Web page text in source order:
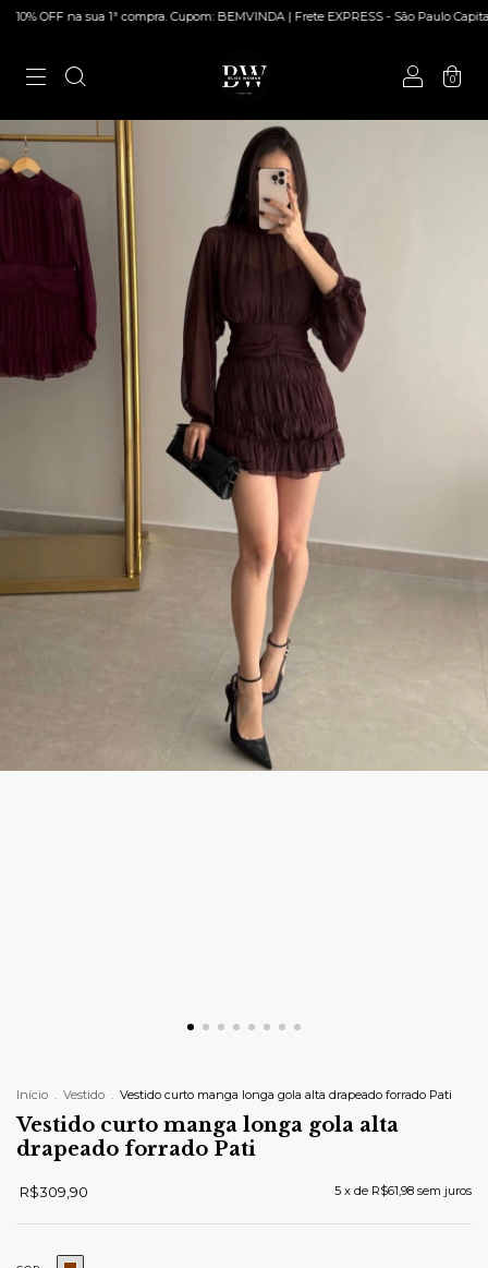
OFF na sua 1ª compra. Cupom: BEMVINDA | Frete EXPRESS - São Paulo Capital |
0
Início . Vestido . Vestido curto manga longa gola alta drapeado forrado Pati
Vestido curto manga longa gola alta
drapeado forrado Pati
R$309,90 5 x de R$61,98 sem juros